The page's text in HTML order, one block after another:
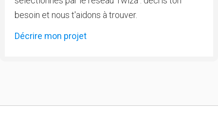
besoin et nous t'aidons à trouver.
Décrire mon projet